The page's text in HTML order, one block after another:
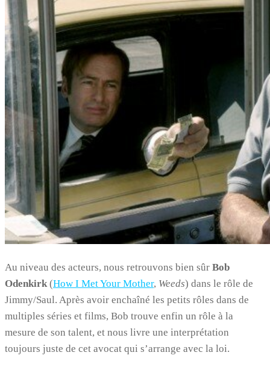
Au niveau des acteurs, nous retrouvons bien sûr Bob
Odenkirk(How I Met Your Mother, Weeds) dans le rôle de
Jimmy/Saul. Après avoir enchaîné les petits rôles dans de
multiples séries et films, Bob trouve enfin un rôle à la
mesure de son talent, et nous livre une interprétation
toujours juste de cet avocat qui s’arrange avec la loi.